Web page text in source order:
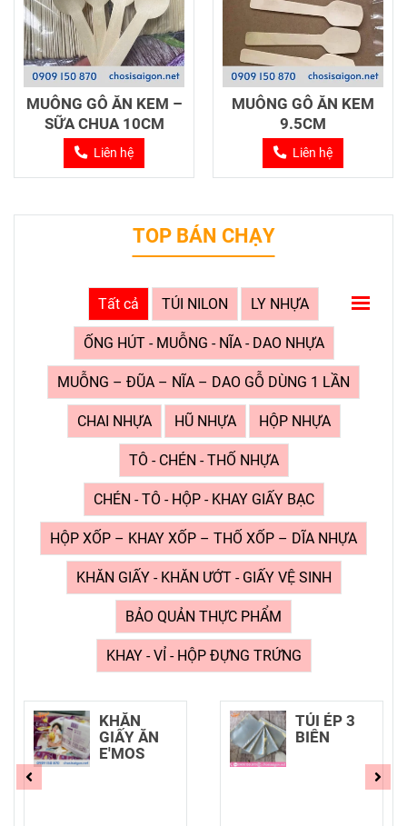
MUỖNG GỖ ĂN KEM –
SỮA CHUA 10CM
Liên hệ
MUỖNG GỖ ĂN KEM
9.5CM
Liên hệ
TOP BÁN CHẠY
Tất cả TÚI NILON LY NHỰA
ỐNG HÚT - MUỖNG - NĨA - DAO NHỰA
MUỖNG – ĐŨA – NĨA – DAO GỖ DÙNG 1 LẦN
CHAI NHỰA HŨ NHỰA HỘP NHỰA
TÔ - CHÉN - THỐ NHỰA
CHÉN - TÔ - HỘP - KHAY GIẤY BẠC
HỘP XỐP – KHAY XỐP – THỐ XỐP – DĨA NHỰA
KHĂN GIẤY - KHĂN ƯỚT - GIẤY VỆ SINH
BẢO QUẢN THỰC PHẨM
KHAY - VỈ - HỘP ĐỰNG TRỨNG
TÚI ÉP 3
BIÊN
MÀNG
NILON GÓI